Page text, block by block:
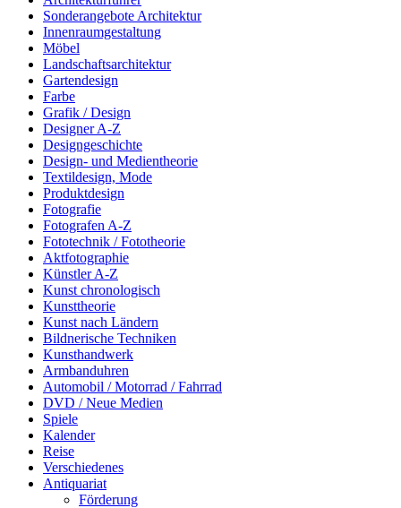
Sonderangebote Architektur
Innenraumgestaltung
Möbel
Landschaftsarchitektur
Gartendesign
Farbe
Grafik / Design
Designer A-Z
Designgeschichte
Design- und Medientheorie
Textildesign, Mode
Produktdesign
Fotografie
Fotografen A-Z
Fototechnik / Fototheorie
Aktfotographie
Künstler A-Z
Kunst chronologisch
Kunsttheorie
Kunst nach Ländern
Bildnerische Techniken
Kunsthandwerk
Armbanduhren
Automobil / Motorrad / Fahrrad
DVD / Neue Medien
Spiele
Kalender
Reise
Verschiedenes
Antiquariat
Förderung